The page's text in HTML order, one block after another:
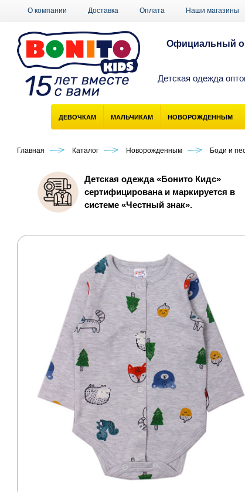
О компании Доставка Оплата Наши магазины
Официальный
Детская одежда
ДЕВОЧКАМ МАЛЬЧИКАМ НОВОРОЖДЕННЫМ
Главная Каталог Новорожденным Боди и
Детская одежда «Бонито Кидс»
сертифицирована и маркируется в
системе «Честный знак».